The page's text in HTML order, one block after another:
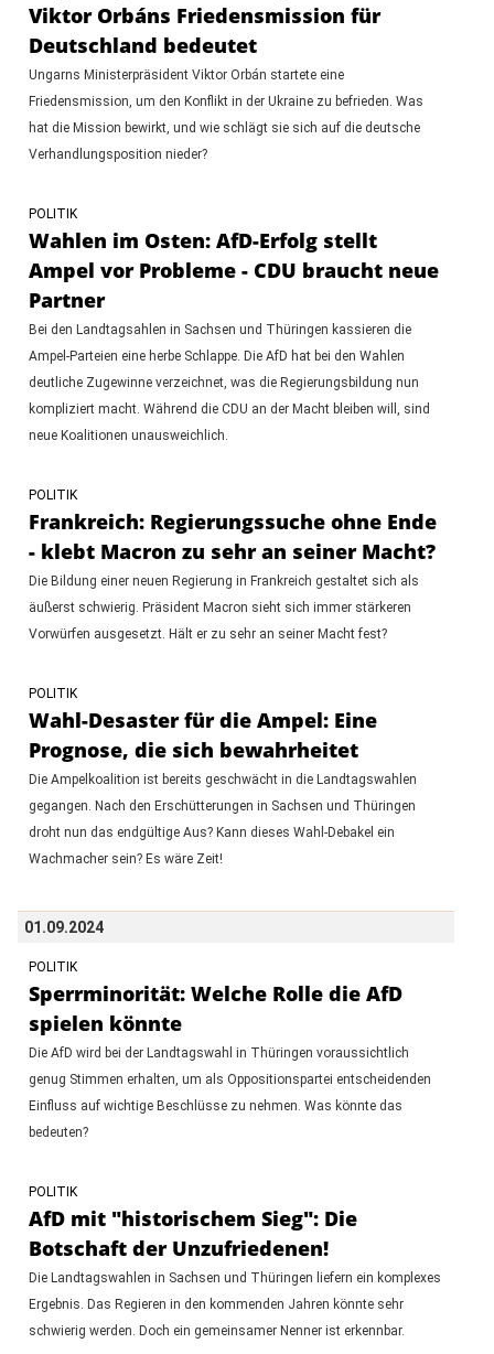
Viktor Orbáns Friedensmission für
Deutschland bedeutet
Ungarns Ministerpräsident Viktor Orbán startete eine
Friedensmission, um den Konflikt in der Ukraine zu befrieden. Was
hat die Mission bewirkt, und wie schlägt sie sich auf die deutsche
Verhandlungsposition nieder?
POLITIK
Wahlen im Osten: AfD-Erfolg stellt
Ampel vor Probleme - CDU braucht neue
Partner
Bei den Landtagsahlen in Sachsen und Thüringen kassieren die
Ampel-Parteien eine herbe Schlappe. Die AfD hat bei den Wahlen
deutliche Zugewinne verzeichnet, was die Regierungsbildung nun
kompliziert macht. Während die CDU an der Macht bleiben will, sind
neue Koalitionen unausweichlich.
POLITIK
Frankreich: Regierungssuche ohne Ende
- klebt Macron zu sehr an seiner Macht?
Die Bildung einer neuen Regierung in Frankreich gestaltet sich als
äußerst schwierig. Präsident Macron sieht sich immer stärkeren
Vorwürfen ausgesetzt. Hält er zu sehr an seiner Macht fest?
POLITIK
Wahl-Desaster für die Ampel: Eine
Prognose, die sich bewahrheitet
Die Ampelkoalition ist bereits geschwächt in die Landtagswahlen
gegangen. Nach den Erschütterungen in Sachsen und Thüringen
droht nun das endgültige Aus? Kann dieses Wahl-Debakel ein
Wachmacher sein? Es wäre Zeit!
01.09.2024
POLITIK
Sperrminorität: Welche Rolle die AfD
spielen könnte
Die AfD wird bei der Landtagswahl in Thüringen voraussichtlich
genug Stimmen erhalten, um als Oppositionspartei entscheidenden
Einfluss auf wichtige Beschlüsse zu nehmen. Was könnte das
bedeuten?
POLITIK
AfD mit "historischem Sieg": Die
Botschaft der Unzufriedenen!
Die Landtagswahlen in Sachsen und Thüringen liefern ein komplexes
Ergebnis. Das Regieren in den kommenden Jahren könnte sehr
schwierig werden. Doch ein gemeinsamer Nenner ist erkennbar.